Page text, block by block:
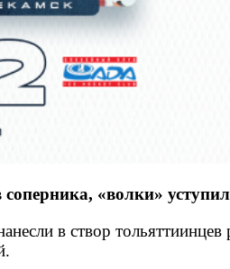
«волки»
в створ тольяттиинцев